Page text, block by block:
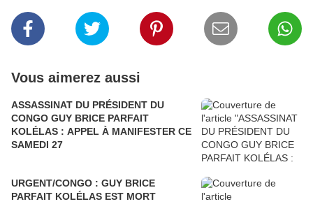
Vous aimerez aussi
ASSASSINAT DU PRÉSIDENT DU
CONGO GUY BRICE PARFAIT
KOLÉLAS : APPEL À MANIFESTER CE
SAMEDI 27
URGENT/CONGO : GUY BRICE
PARFAIT KOLÉLAS EST MORT